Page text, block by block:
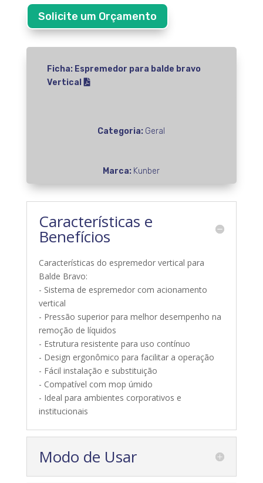
Solicite um Orçamento
Ficha: Espremedor para balde bravo
Vertical
Categoria: Geral
Marca: Kunber
Características e
Benefícios
Características do espremedor vertical para
Balde Bravo:
- Sistema de espremedor com acionamento
vertical
- Pressão superior para melhor desempenho na
remoção de líquidos
- Estrutura resistente para uso contínuo
- Design ergonômico para facilitar a operação
- Fácil instalação e substituição
- Compatível com mop úmido
- Ideal para ambientes corporativos e
institucionais
Modo de Usar